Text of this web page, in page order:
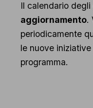
Il calendario
aggiornamento.
periodicamente
le nuove
programma.